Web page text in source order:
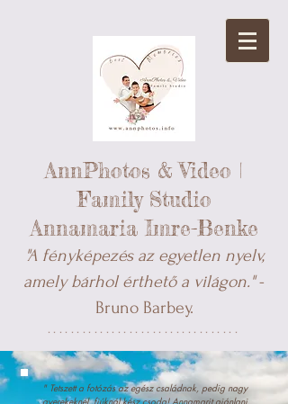
AnnPhotos & Video |
Family Studio
Annamaria Imre-Benke
"A fényképezés az egyetlen nyelv,
amely bárhol érthető a világon."-
Bruno Barbey.
*********************************
" Tetszett a fotózás az egész családnak, pedig nagy
gyerekeknél, fiúknál kész csoda! Annamarit ajánlani